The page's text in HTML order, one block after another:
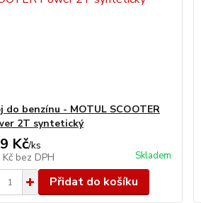
do benzínu - MOTUL SCOOTER
2T syntetický
Kč/ks
bez DPH Skladem
Přidat do košíku